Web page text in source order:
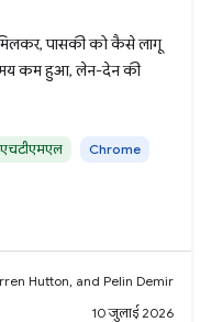
पासकी को कैसे लागू
कम हुआ, लेन-देन की
एचटीएमएल Chrome
Hutton, and Pelin Demir
10 जुलाई 2026